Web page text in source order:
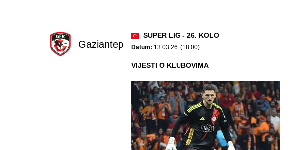
Gaziantep
SUPER LIG - 26. KOLO
Datum: 13.03.26. (18:00)
VIJESTI O KLUBOVIMA